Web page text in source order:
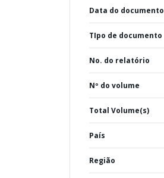
Data do documento
TIpo de documento
No. do relatório
Nº do volume
Total Volume(s)
País
Região